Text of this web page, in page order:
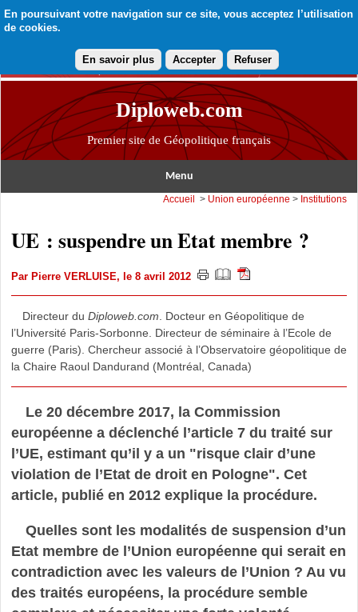
En poursuivant votre navigation sur ce site, vous acceptez l’utilisation
de cookies.
En savoir plus Accepter Refuser
Diploweb.com
Premier site de Géopolitique français
Menu
Accueil > Union européenne > Institutions
UE : suspendre un Etat membre ?
Par Pierre VERLUISE, le 8 avril 2012
Directeur duDiploweb.com . Docteur en Géopolitique de
l’Université Paris-Sorbonne. Directeur de séminaire à l’Ecole de
guerre (Paris). Chercheur associé à l’Observatoire géopolitique de
la Chaire Raoul Dandurand (Montréal, Canada)
Le 20 décembre 2017, la Commission
européenne a déclenché l’article 7 du traité sur
l’UE, estimant qu’il y a un "risque clair d’une
violation de l’Etat de droit en Pologne". Cet
article, publié en 2012 explique la procédure.
Quelles sont les modalités de suspension d’un
Etat membre de l’Union européenne qui serait en
contradiction avec les valeurs de l’Union ? Au vu
des traités européens, la procédure semble